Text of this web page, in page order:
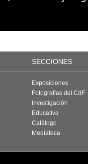
SECCIONES
Exposiciones
Fotografías del CdF
Investigación
Educativa
Catálogo
Mediateca